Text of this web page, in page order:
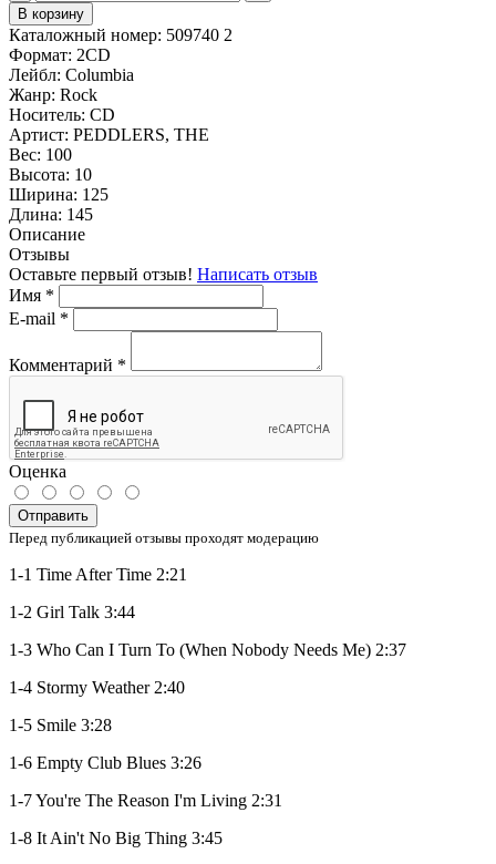
В корзину
Каталожный номер: 509740 2
Формат: 2CD
Лейбл: Columbia
Жанр: Rock
Носитель: CD
Артист: PEDDLERS, THE
Вес: 100
Высота: 10
Ширина: 125
Длина: 145
Описание
Отзывы
Оставьте первый отзыв! Написать отзыв
Имя *
E-mail *
Комментарий *
Оценка
Отправить
Перед публикацией отзывы проходят модерацию
1-1 Time After Time 2:21
1-2 Girl Talk 3:44
1-3 Who Can I Turn To (When Nobody Needs Me) 2:37
1-4 Stormy Weather 2:40
1-5 Smile 3:28
1-6 Empty Club Blues 3:26
1-7 You're The Reason I'm Living 2:31
1-8 It Ain't No Big Thing 3:45